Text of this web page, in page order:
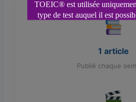
1 article
Publié chaque